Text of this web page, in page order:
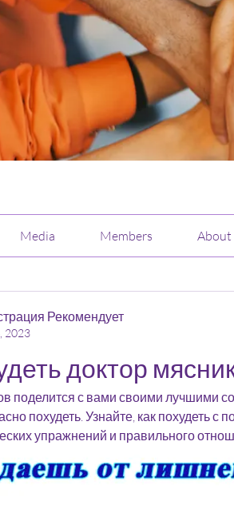
Media Members About
Рекомендует
2023
доктор
поделится с вами своими лучшими
похудеть. Узнайте, как похудеть
упражнений и правильного